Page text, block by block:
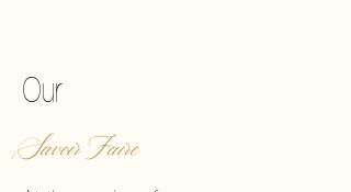
Our
Savoir Faire